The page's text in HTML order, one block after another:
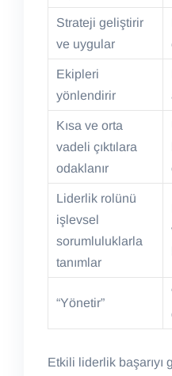
Strateji geliştirir
ve uygular
Ekipleri
yönlendirir
Kısa ve orta
vadeli çıktılara
odaklanır
Liderlik rolünü
işlevsel
sorumluluklarla
tanımlar
“Yönetir”
Etkili liderlik başarıyı